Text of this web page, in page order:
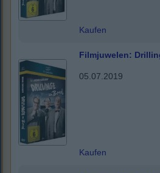
Kaufen
Filmjuwelen:
05.07.2019
Kaufen